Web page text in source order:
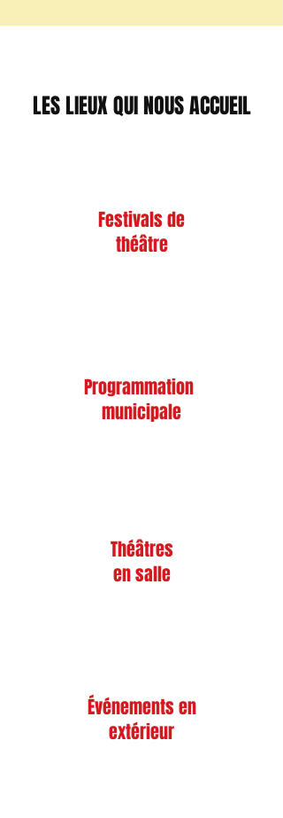
LES LIEUX QUI NOUS ACCUEIL
Festivals de
théâtre
Programmation
municipale
Théâtres
en salle
Événements en
extérieur